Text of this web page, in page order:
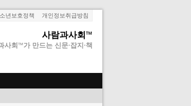
년보호정책 개인정보취급방침
사람과사회™
사회™가 만드는 신문·잡지·책